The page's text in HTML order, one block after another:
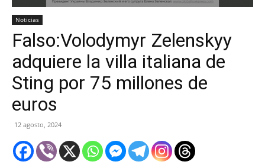
Noticias
Falso:Volodymyr Zelenskyy
adquiere la villa italiana de
Sting por 75 millones de
euros
12 agosto, 2024